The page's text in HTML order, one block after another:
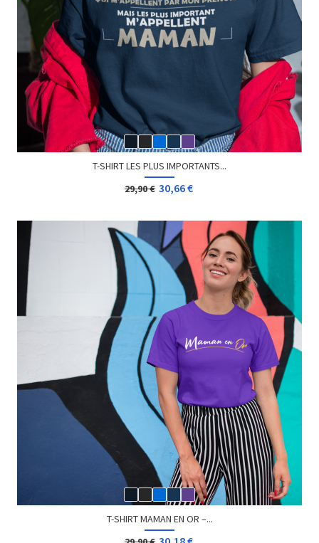
T-SHIRT LES PLUS IMPORTANTS...
29,90 € 30,66 €
T-SHIRT MAMAN EN OR –...